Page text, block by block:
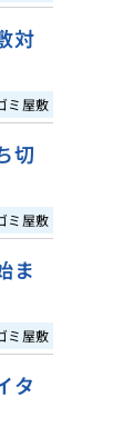
対
ミ屋敷
切
ミ屋敷
ま
ミ屋敷
タ